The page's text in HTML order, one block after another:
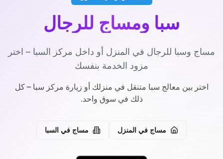
سبا ومساج للرجال
مساج وسبا للرجال في المنزل أو داخل مركز السبا – اختر
مزود الخدمة بنفسك
اختر بين معالج سبا متنقل في منزلك أو زيارة مركز سبا – كل
ذلك في سوق واحد.
مساج في المنزل مساج في السبا